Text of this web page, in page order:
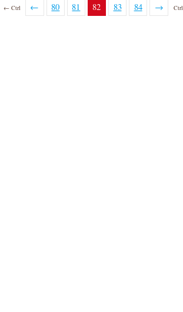
← Ctrl ← 80 81 82 83 84 →